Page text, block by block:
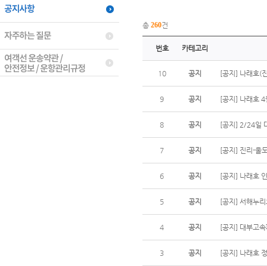
총 260건
번호 카테고리
10 공지 [공지] 나래호(
9 공지 [공지] 나래호
8 공지 [공지] 2/24일
7 공지 [공지] 진리-울
6 공지 [공지] 나래호
5 공지 [공지] 서해누
4 공지 [공지] 대부고
3 공지 [공지] 나래호